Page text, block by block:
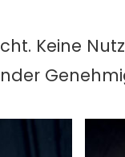
Keine